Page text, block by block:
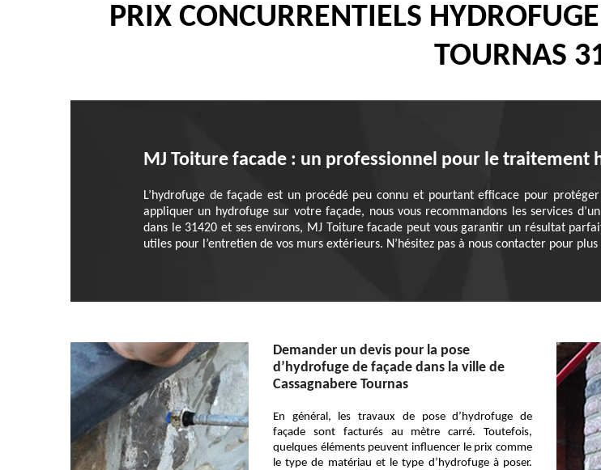
PRIX CONCURRENTIELS
TOURNAS
MJ Toiture facade : un professionnel pour le traitement
L’hydrofuge de façade est un procédé peu connu et pourtant efficace pour
appliquer un hydrofuge sur votre façade, nous vous recommandons les services
dans le 31420 et ses environs, MJ Toiture facade peut vous garantir un résultat
utiles pour l’entretien de vos murs extérieurs. N’hésitez pas à nous contacter pour
Demander un devis pour la pose
d’hydrofuge de façade dans la ville de
Cassagnabere Tournas
En général, les travaux de pose d’hydrofuge de
façade sont facturés au mètre carré. Toutefois,
quelques éléments peuvent influencer le prix comme
le type de matériau et le type d’hydrofuge à poser.